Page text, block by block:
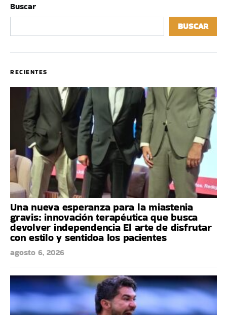
Buscar
BUSCAR
RECIENTES
Una nueva esperanza para la miastenia
gravis: innovación terapéutica que busca
devolver independencia El arte de disfrutar
con estilo y sentidoa los pacientes
agosto 6, 2026